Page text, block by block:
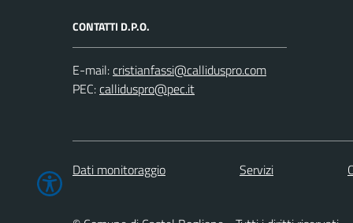
CONTATTI D.P.O.
E-mail:
PEC:
Dati monitoraggio Servizi